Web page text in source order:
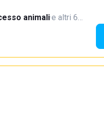
animali·e altri 6…